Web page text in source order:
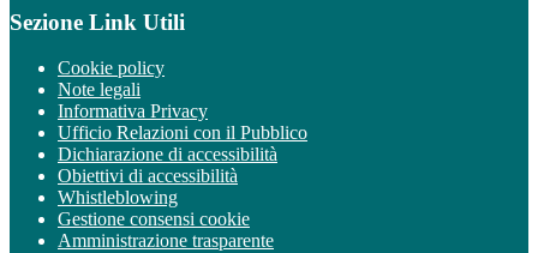
Sezione Link Utili
Cookie policy
Note legali
Informativa Privacy
Ufficio Relazioni con il Pubblico
Dichiarazione di accessibilità
Obiettivi di accessibilità
Whistleblowing
Gestione consensi cookie
Amministrazione trasparente